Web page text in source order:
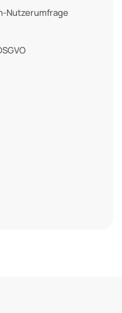
Nutzerumfrage